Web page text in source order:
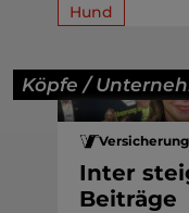
Hund
Köpfe /
Inter
Beiträge